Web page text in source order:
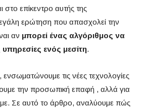
στο επίκεντρο αυτής της
ερώτηση που απασχολεί την
αν μπορεί ένας αλγόριθμος να
υπηρεσίες ενός μεσίτη.
, ενσωματώνουμε τις νέες τεχνολογίες
την προσωπική επαφή , αλλά για
Σε αυτό το άρθρο, αναλύουμε πώς